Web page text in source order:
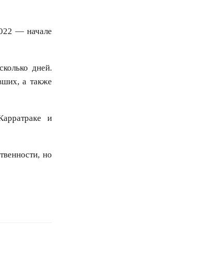
— начале
дней.
а также
и
но